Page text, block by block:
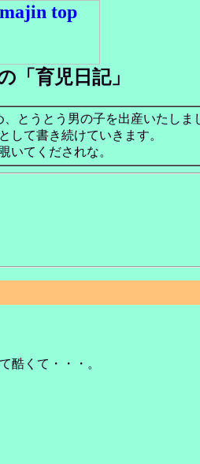
「育児日記」
とうとう男の子を出産いたしま
して書き続けていきます。
いてくだされな。
酷くて・・・。